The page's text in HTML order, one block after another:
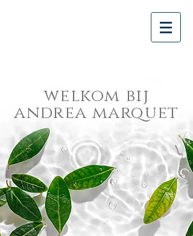
welkom bij
andrea marquet